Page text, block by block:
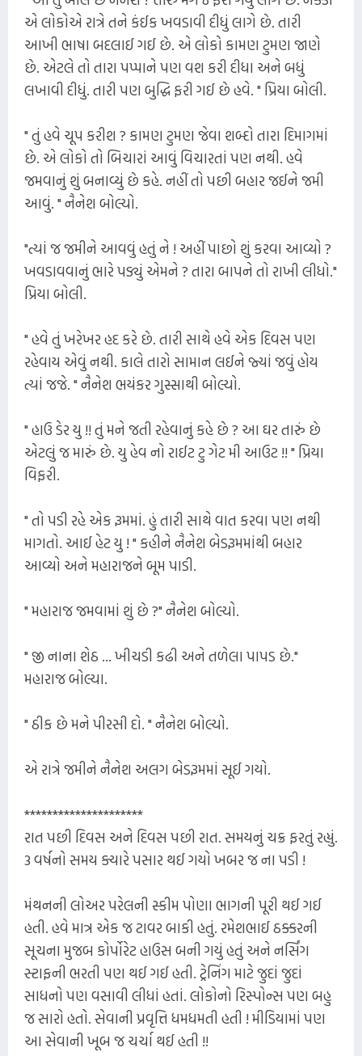
એ લોકોએ રાત્રે તને કંઈક ખવડાવી દીધું લાગે છે. તારી
આખી ભાષા બદલાઈ ગઈ છે. એ લોકો કામણ ટુમણ જાણે
છે. એટલે તો તારા પપ્પાને પણ વશ કરી દીધા અને બધું
લખાવી દીધું. તારી પણ બુદ્ધિ ફરી ગઈ છે હવે. " પ્રિયા બોલી.
" તું હવે ચૂપ કરીશ ? કામણ ટુમણ જેવા શબ્દો તારા દિમાગમાં
છે. એ લોકો તો બિચારાં આવું વિચારતાં પણ નથી. હવે
જમવાનું શું બનાવ્યું છે કહે. નહીં તો પછી બહાર જઈને જમી
આવું. " નૈનેશ બોલ્યો.
"ત્યાં જ જમીને આવવું હતું ને ! અહીં પાછો શું કરવા આવ્યો ?
ખવડાવવાનું ભારે પડ્યું એમને ? તારા બાપને તો રાખી લીધો."
પ્રિયા બોલી.
" હવે તું ખરેખર હદ કરે છે. તારી સાથે હવે એક દિવસ પણ
રહેવાય એવું નથી. કાલે તારો સામાન લઈને જ્યાં જવું હોય
ત્યાં જજે. " નૈનેશ ભયંકર ગુસ્સાથી બોલ્યો.
" હાઉ ડેર યુ !! તું મને જતી રહેવાનું કહે છે ? આ ઘર તારું છે
એટલું જ મારું છે. યુ હેવ નો રાઈટ ટુ ગેટ મી આઉટ !! " પ્રિયા
વિફરી.
" તો પડી રહે એક રૂમમાં. હું તારી સાથે વાત કરવા પણ નથી
માગતો. આઈ હેટ યુ ! " કહીને નૈનેશ બેડરૂમમાંથી બહાર
આવ્યો અને મહારાજને બૂમ પાડી.
" મહારાજ જમવામાં શું છે ?" નૈનેશ બોલ્યો.
" જી નાના શેઠ ... ખીચડી કઢી અને તળેલા પાપડ છે."
મહારાજ બોલ્યા.
" ઠીક છે મને પીરસી દો. " નૈનેશ બોલ્યો.
એ રાત્રે જમીને નૈનેશ અલગ બેડરૂમમાં સૂઈ ગયો.
*********************
રાત પછી દિવસ અને દિવસ પછી રાત. સમયનું ચક્ર ફરતું રહ્યું.
3 વર્ષનો સમય ક્યારે પસાર થઈ ગયો ખબર જ ના પડી !
મંથનની લોઅર પરેલની સ્કીમ પોણા ભાગની પૂરી થઈ ગઈ
હતી. હવે માત્ર એક જ ટાવર બાકી હતું. રમેશભાઈ ઠક્કરની
સૂચના મુજબ કોર્પોરેટ હાઉસ બની ગયું હતું અને નર્સિંગ
સ્ટાફની ભરતી પણ થઈ ગઈ હતી. ટ્રેનિંગ માટે જુદાં જુદાં
સાધનો પણ વસાવી લીધાં હતાં. લોકોનો રિસ્પોન્સ પણ બહુ
જ સારો હતો. સેવાની પ્રવૃત્તિ ધમધમતી હતી ! મીડિયામાં પણ
આ સેવાની ખૂબ જ ચર્ચા થઈ હતી !!